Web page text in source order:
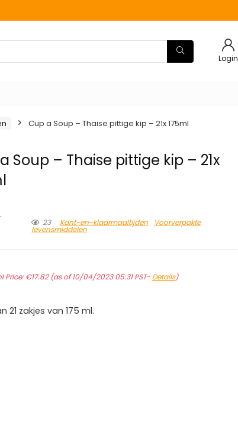
Login
Cup a Soup – Thaise pittige kip – 21x 175ml
Soup – Thaise pittige kip – 21x
23 Kant-en-klaarmaaltijden Voorverpakte
levensmiddelen
Price:€17.82(as of 10/04/2023 05:31 PST- Details)
21 zakjes van 175 ml.